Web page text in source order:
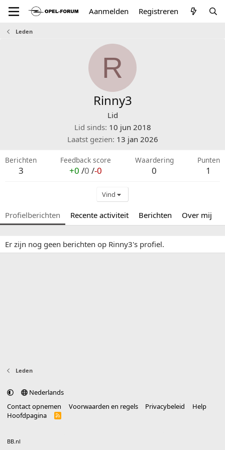
Aanmelden Registreren
Leden
R
Rinny3
Lid
Lid sinds 10 jun 2018
Laatst gezien 13 jan 2026
Berichten
3
Feedback score
+0 /0 /-0
Waardering
0
Punten
1
Vind
Profielberichten Recente activiteit Berichten Over mij
Er zijn nog geen berichten op Rinny3's profiel.
Leden
Nederlands
Contact opnemen
Voorwaarden en regels Privacybeleid
Help
Hoofdpagina
R
BB.nl